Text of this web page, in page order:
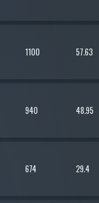
1100 57.63
940 48.95
674 29.4